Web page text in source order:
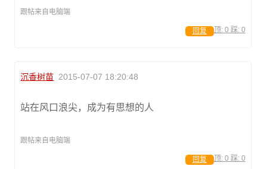
跟帖来自电脑端
顶: 0 踩: 0
回复
沉香树苗 2015-07-07 18:20:48
站在风口浪尖，成为有思想的人
跟帖来自电脑端
顶: 0 踩: 0
回复